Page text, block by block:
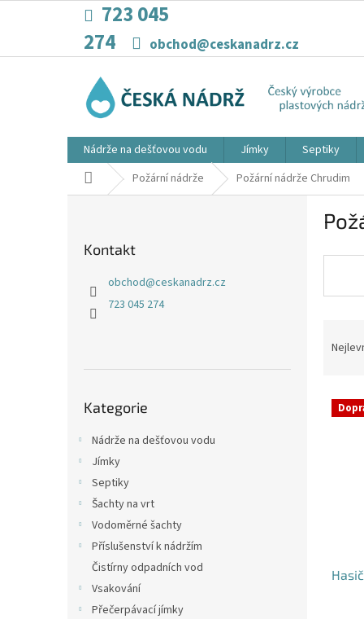
723 045
274
obchod@ceskanadrz.cz
Nádrže na dešťovou vodu Jímky Septiky
Domů Požární nádrže Požární nádrže Chrudim
Kontakt
obchod@ceskanadrz.cz
723 045 274
kategorie
Kategorie
Nádrže na dešťovou vodu
Jímky
Septiky
Šachty na vrt
Vodoměrné šachty
Příslušenství k nádržím
Čistírny odpadních vod
Vsakování
Přečerpávací jímky
nV